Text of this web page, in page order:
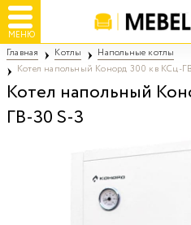
МЕНЮ
Главная Котлы
Напольные котлы
Котел напольный Конорд 300 кв КСц-
Котел напольный
ГВ-30 S-3